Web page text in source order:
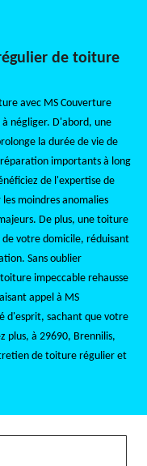
de toiture
avec MS Couverture
négliger. D'abord, une
la durée de vie de
importants à long
de l'expertise de
moindres anomalies
De plus, une toiture
votre domicile, réduisant
Sans oublier
impeccable rehausse
appel à MS
d'esprit, sachant que votre
plus, à 29690, Brennilis,
de toiture régulier et